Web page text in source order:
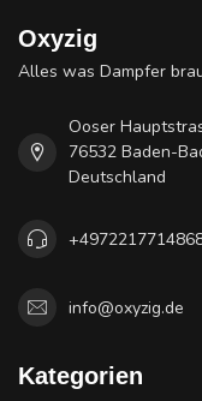
Oxyzig
Alles was Dampfer
Ooser
76532 Baden-
Deutschland
info@oxyzig.de
Kategorien